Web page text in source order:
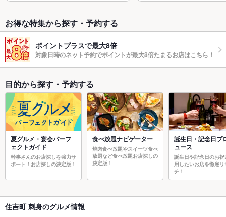
お得な特集から探す・予約する
ポイントプラスで最大8倍
対象日時のネット予約でポイントが最大8倍たまるお店はこちら！
目的から探す・予約する
夏グルメ・宴会パーフ
ェクトガイド
幹事さんのお店探しを強力サ
ポート！お店探しの決定版！
食べ放題ナビゲーター
焼肉食べ放題やスイーツ食べ
放題など食べ放題お店探しの
決定版！
誕生日・記念日プ
ュース
誕生日や記念日のお祝
用したいお店を徹底リ
チ！
住吉町 刺身のグルメ情報